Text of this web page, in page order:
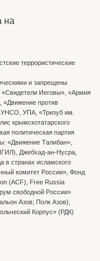
на
террористические
и запрещены
«Свидетели Иеговы», «Армия
«Движение против
УНСО, УПА, «Тризуб им.
крымскотатарского
политическая партия
«Движение Талибан»,
Джебхад-ан-Нусра,
в странах исламского
комитет России», Фонд
(ACF), Free Russia
свободной России»
Азов; Полк Азов),
Корпус» (РДК)